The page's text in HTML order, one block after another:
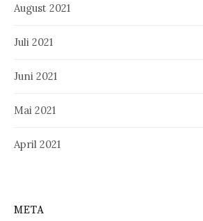
August 2021
Juli 2021
Juni 2021
Mai 2021
April 2021
META